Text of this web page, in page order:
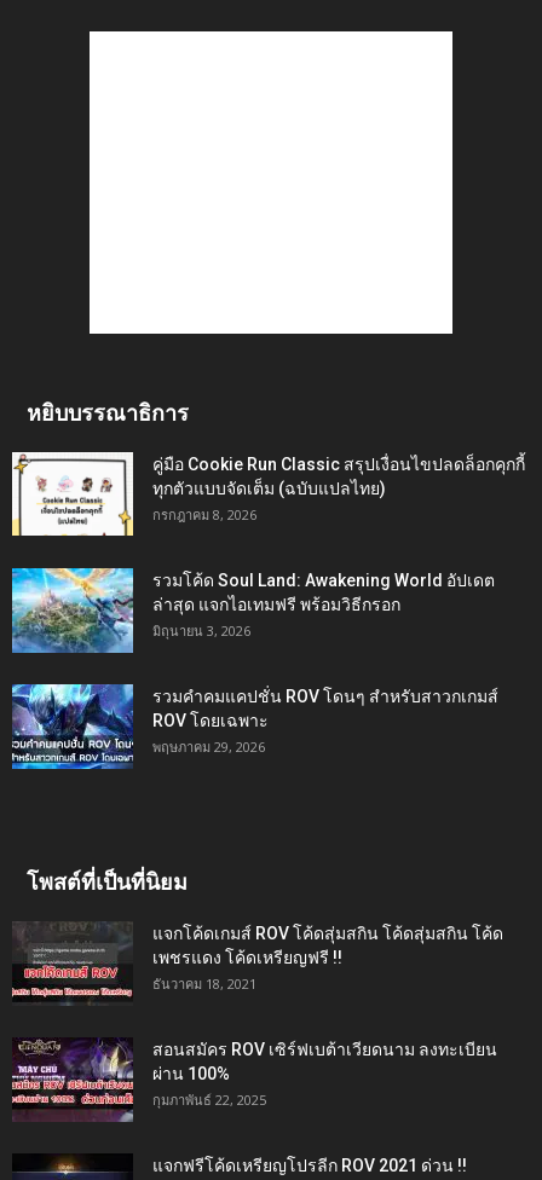
หยิบบรรณาธิการ
คู่มือ Cookie Run Classic สรุปเงื่อนไขปลดล็อกคุกกี้
ทุกตัวแบบจัดเต็ม (ฉบับแปลไทย)
กรกฎาคม 8, 2026
รวมโค้ด Soul Land: Awakening World อัปเดต
ล่าสุด แจกไอเทมฟรี พร้อมวิธีกรอก
มิถุนายน 3, 2026
รวมคำคมแคปชั่น ROV โดนๆ สำหรับสาวกเกมส์
ROV โดยเฉพาะ
พฤษภาคม 29, 2026
โพสต์ที่เป็นที่นิยม
แจกโค้ดเกมส์ ROV โค้ดสุ่มสกิน โค้ดสุ่มสกิน โค้ด
เพชรแดง โค้ดเหรียญฟรี !!
ธันวาคม 18, 2021
สอนสมัคร ROV เซิร์ฟเบต้าเวียดนาม ลงทะเบียน
ผ่าน 100%
กุมภาพันธ์ 22, 2025
แจกฟรีโค้ดเหรียญโปรลีก ROV 2021 ด่วน !!